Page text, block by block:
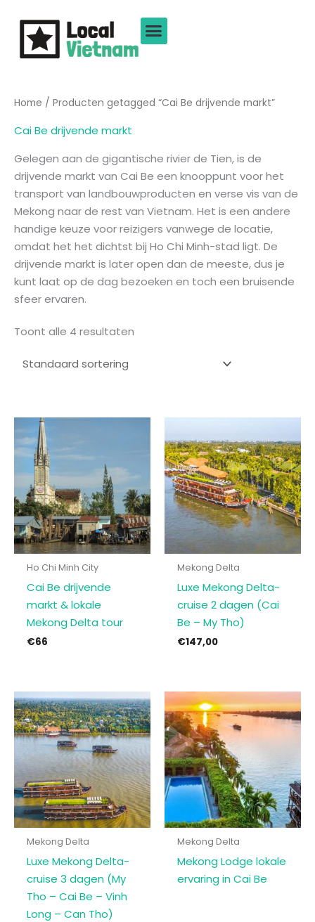
naar
inhoud
Home / Producten getagged “Cai Be drijvende markt”
Cai Be drijvende markt
Gelegen aan de gigantische rivier de Tien, is de
drijvende markt van Cai Be een knooppunt voor het
transport van landbouwproducten en verse vis van de
Mekong naar de rest van Vietnam. Het is een andere
handige keuze voor reizigers vanwege de locatie,
omdat het het dichtst bij Ho Chi Minh-stad ligt. De
drijvende markt is later open dan de meeste, dus je
kunt laat op de dag bezoeken en toch een bruisende
sfeer ervaren.
Toont alle 4 resultaten
Ho Chi Minh City
Cai Be drijvende
markt & lokale
Mekong Delta tour
€66
Mekong Delta
Luxe Mekong Delta-
cruise 2 dagen (Cai
Be – My Tho)
€147,00
Mekong Delta
Luxe Mekong Delta-
cruise 3 dagen (My
Tho – Cai Be – Vinh
Long – Can Tho)
Mekong Delta
Mekong Lodge lokale
ervaring in Cai Be